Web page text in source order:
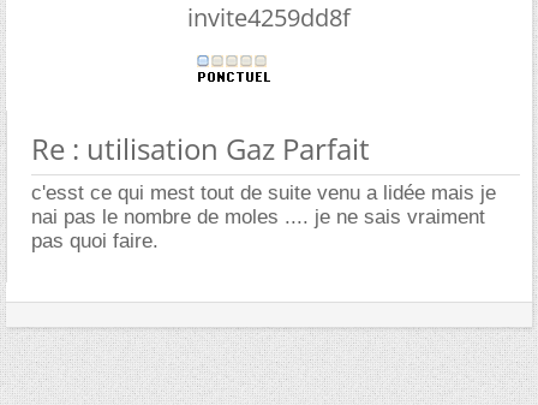
invite4259dd8f
Re : utilisation Gaz Parfait
c'esst ce qui mest tout de suite venu a lidée mais je
nai pas le nombre de moles .... je ne sais vraiment
pas quoi faire.